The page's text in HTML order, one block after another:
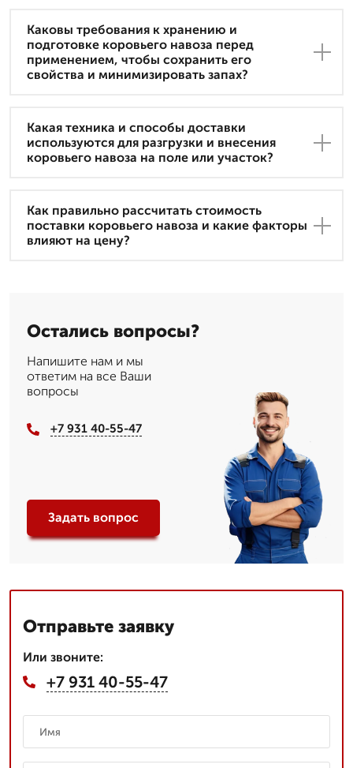
Каковы требования к хранению и
подготовке коровьего навоза перед
применением, чтобы сохранить его
свойства и минимизировать запах?
Какая техника и способы доставки
используются для разгрузки и внесения
коровьего навоза на поле или участок?
Как правильно рассчитать стоимость
поставки коровьего навоза и какие факторы
влияют на цену?
Остались вопросы?
Напишите нам и мы
ответим на все Ваши
вопросы
+7 931 40-55-47
Задать вопрос
Отправьте заявку
Или звоните:
+7 931 40-55-47